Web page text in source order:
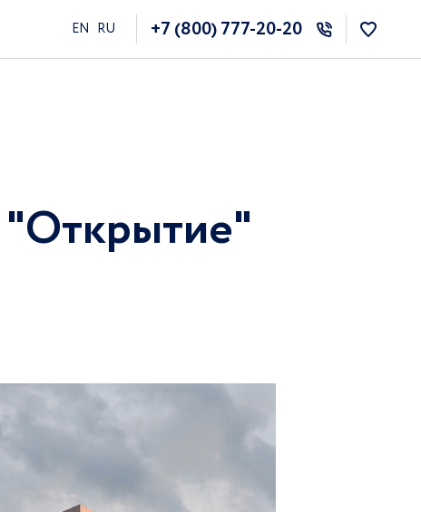
EN RU +7 (800) 777-20-20
"Открытие"